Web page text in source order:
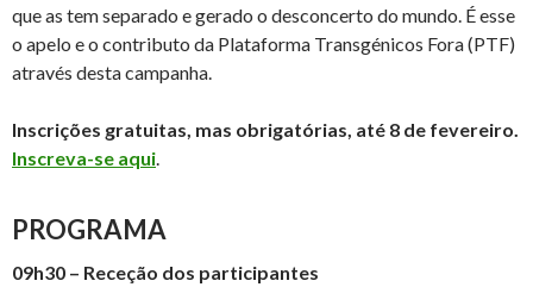
que as tem separado e gerado o desconcerto do mundo. É esse
o apelo e o contributo da Plataforma Transgénicos Fora (PTF)
através desta campanha.
Inscrições gratuitas, mas obrigatórias, até 8 de fevereiro.
Inscreva-se aqui.
PROGRAMA
09h30 – Receção dos participantes